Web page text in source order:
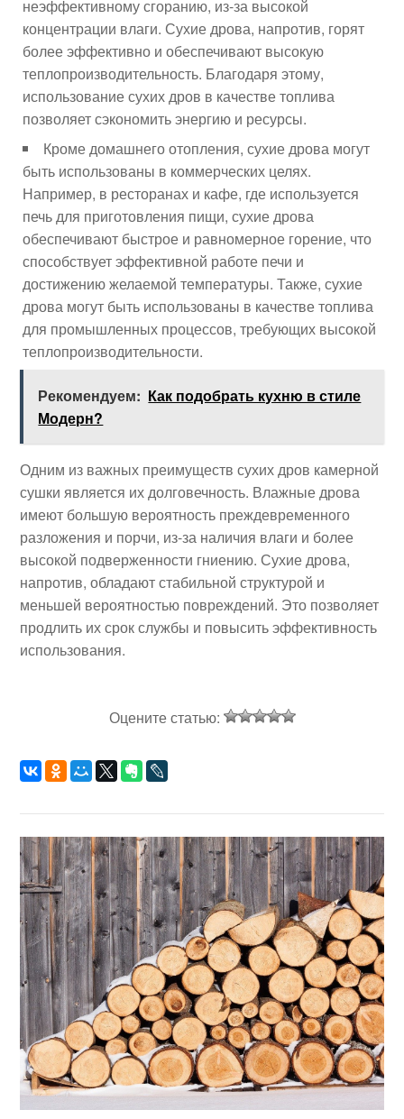
неэффективному сгоранию, из-за высокой
концентрации влаги. Сухие дрова, напротив, горят
более эффективно и обеспечивают высокую
теплопроизводительность. Благодаря этому,
использование сухих дров в качестве топлива
позволяет сэкономить энергию и ресурсы.
Кроме домашнего отопления, сухие дрова могут
быть использованы в коммерческих целях.
Например, в ресторанах и кафе, где используется
печь для приготовления пищи, сухие дрова
обеспечивают быстрое и равномерное горение, что
способствует эффективной работе печи и
достижению желаемой температуры. Также, сухие
дрова могут быть использованы в качестве топлива
для промышленных процессов, требующих высокой
теплопроизводительности.
Рекомендуем: Как подобрать кухню в стиле
Модерн?
Одним из важных преимуществ сухих дров камерной
сушки является их долговечность. Влажные дрова
имеют большую вероятность преждевременного
разложения и порчи, из-за наличия влаги и более
высокой подверженности гниению. Сухие дрова,
напротив, обладают стабильной структурой и
меньшей вероятностью повреждений. Это позволяет
продлить их срок службы и повысить эффективность
использования.
Оцените статью: